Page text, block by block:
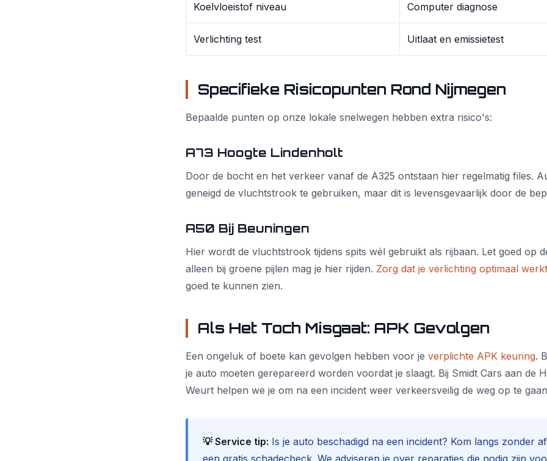
Koelvloeistof niveau Computer diagnose
Verlichting test Uitlaat en emissietest
Specifieke Risicopunten Rond Nijmegen
Bepaalde punten op onze lokale snelwegen hebben extra risico's:
A73 Hoogte Lindenholt
Door de bocht en het verkeer vanaf de A325 ontstaan hier regelmatig files.
geneigd de vluchtstrook te gebruiken, maar dit is levensgevaarlijk door de
A50 Bij Beuningen
Hier wordt de vluchtstrook tijdens spits wél gebruikt als rijbaan. Let goed op
alleen bij groene pijlen mag je hier rijden. Zorg dat je verlichting optimaal werkt
goed te kunnen zien.
Als Het Toch Misgaat: APK Gevolgen
Een ongeluk of boete kan gevolgen hebben voor je verplichte APK keuring.
je auto moeten gerepareerd worden voordat je slaagt. Bij Smidt Cars aan de
Weurt helpen we je om na een incident weer verkeersveilig de weg op te
💡 Service tip: Is je auto beschadigd na een incident? Kom langs zonder
een gratis schadecheck. We adviseren je over reparaties die nodig zijn